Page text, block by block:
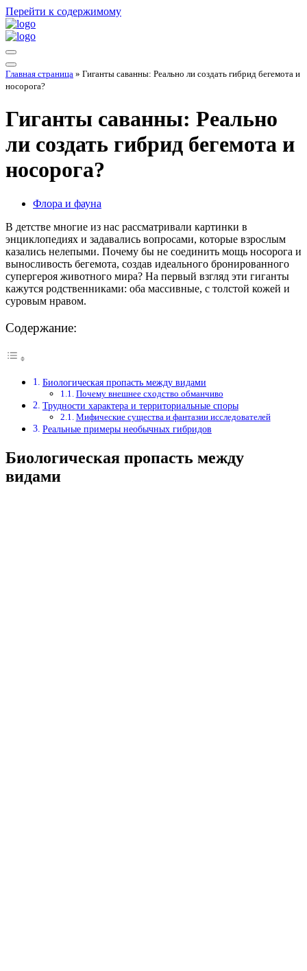
Перейти к содержимому
Меню
навигации
Меню
навигации
Главная страница » Гиганты саванны: Реально ли создать гибрид бегемота и
носорога?
Гиганты саванны: Реально
ли создать гибрид бегемота и
носорога?
Флора и фауна
В детстве многие из нас рассматривали картинки в
энциклопедиях и задавались вопросами, которые взрослым
казались нелепыми. Почему бы не соединить мощь носорога и
выносливость бегемота, создав идеального бронированного
супергероя животного мира? На первый взгляд эти гиганты
кажутся родственниками: оба массивные, с толстой кожей и
суровым нравом.
Содержание:
Биологическая пропасть между видами
Почему внешнее сходство обманчиво
Трудности характера и территориальные споры
Мифические существа и фантазии исследователей
Реальные примеры необычных гибридов
Биологическая пропасть между
видами